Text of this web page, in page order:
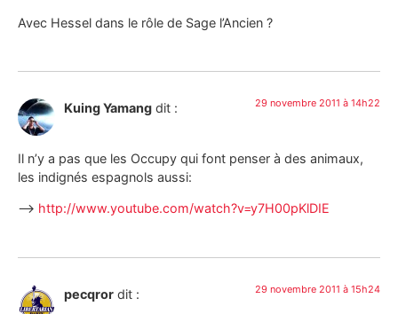
Avec Hessel dans le rôle de Sage l’Ancien ?
Kuing Yamang dit : 29 novembre 2011 à 14h22
Il n’y a pas que les Occupy qui font penser à des animaux,
les indignés espagnols aussi:
–> http://www.youtube.com/watch?v=y7H00pKlDIE
pecqror dit : 29 novembre 2011 à 15h24